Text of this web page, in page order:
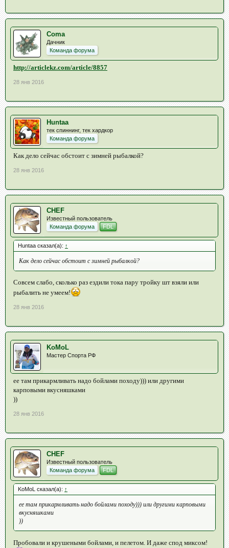
Coma
Дачник
Команда форума
http://articlekz.com/article/8857
28 янв 2016
Huntaa
тек спиннинг, тек хардкор
Команда форума
Как дело сейчас обстоит с зимней рыбалкой?
28 янв 2016
CHEF
Известный пользователь
Команда форума
FDL
Huntaa сказал(а): ↑
Как дело сейчас обстоит с зимней рыбалкой?
Совсем слабо, сколько раз ездили тока пару тройку шт взяли или
рыбалить не умеем!
28 янв 2016
KoMoL
Мастер Спорта РФ
ее там прикармливать надо бойлами походу))) или другими
карповыми вкусняшками
))
28 янв 2016
CHEF
Известный пользователь
Команда форума
FDL
KoMoL сказал(а): ↑
ее там прикармливать надо бойлами походу))) или другими карповыми
вкусняшками
))
Пробовали и крушеными бойлами, и пелетом. И даже спод миксом!